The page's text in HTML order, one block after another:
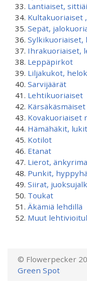
Lantiaiset,
Kultakuoriaiset
Sepät,
Sylkikuoriaiset,
Ihrakuoriaiset,
Leppäpirkot
Liljakukot,
Sarvijäärät
Lehtikuoriaiset
Kärsäkäsmäiset
Kovakuoriaiset
Hämähäkit, lukit
Kotilot
Etanat
Lierot,
Punkit,
Siirat,
Toukat
Äkämiä lehdillä
Muut
© Flowerpecker
Green Spot